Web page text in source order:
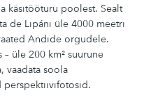
käsitööturu poolest. Sealt
de Lipáni üle 4000 meetri
Andide orgudele.
– üle 200 km² suurune
vaadata soola
perspektiivifotosid.